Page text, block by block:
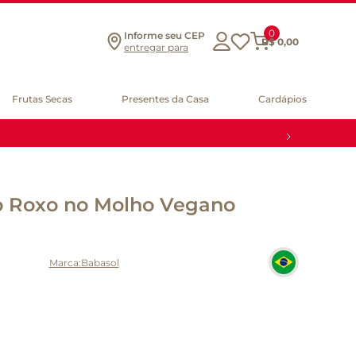
Informe seu CEP
entregar para
0
R$ 0,00
Frutas Secas Presentes da Casa Cardápios
Roxo no Molho Vegano
Babasol